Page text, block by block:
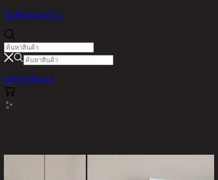
ไอเดียตกแต่งบ้าน
ดูสินค้าทั้งหมด